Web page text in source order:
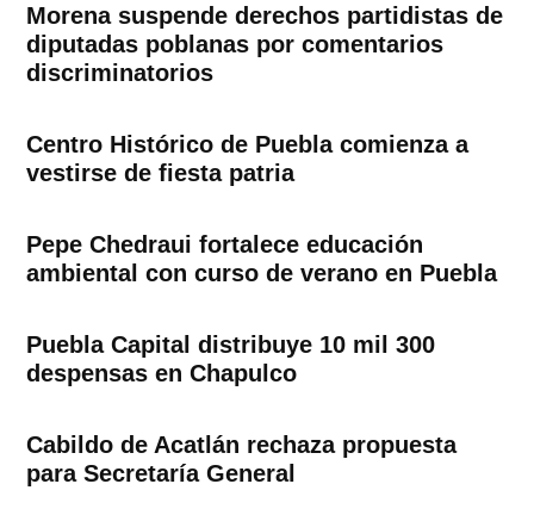
Morena suspende derechos partidistas de
diputadas poblanas por comentarios
discriminatorios
Centro Histórico de Puebla comienza a
vestirse de fiesta patria
Pepe Chedraui fortalece educación
ambiental con curso de verano en Puebla
Puebla Capital distribuye 10 mil 300
despensas en Chapulco
Cabildo de Acatlán rechaza propuesta
para Secretaría General